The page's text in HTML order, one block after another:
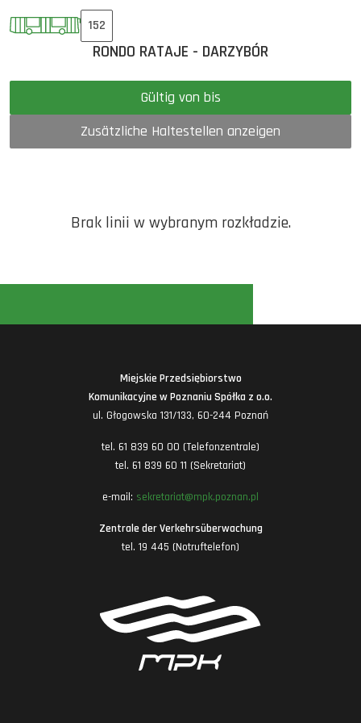
152
RONDO RATAJE - DARZYBÓR
Gültig von bis
Zusätzliche Haltestellen anzeigen
Brak linii w wybranym rozkładzie.
Miejskie Przedsiębiorstwo
Komunikacyjne w Poznaniu Spółka z o.o.
ul. Głogowska 131/133, 60-244 Poznań
tel. 61 839 60 00 (Telefonzentrale)
tel. 61 839 60 11 (Sekretariat)
e-mail: sekretariat@mpk.poznan.pl
Zentrale der Verkehrsüberwachung
tel. 19 445 (Notruftelefon)